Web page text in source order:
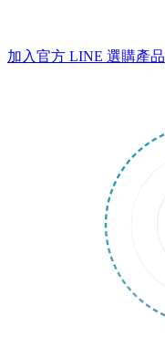
加入官方 LINE 選購產品